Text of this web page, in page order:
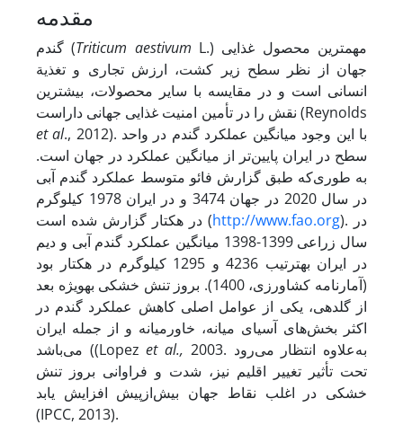
مقدمه
گندم (Triticum aestivum L.) مهمترین محصول غذایی
جهان از نظر سطح زیر کشت، ارزش تجاری و تغذیة
انسانی است و در مقایسه با سایر محصولات، بیشترین
نقش را در تأمین امنیت غذایی جهانی داراست (Reynolds
et al., 2012). با این وجود میانگین عملکرد گندم در واحد
سطح در ایران پایین‌تر از میانگین عملکرد در جهان است.
به طوری‌که طبق گزارش فائو متوسط عملکرد گندم آبی
در سال 2020 در جهان 3474 و در ایران 1978 کیلوگرم
در هکتار گزارش شده است (http://www.fao.org). در
سال زراعی 1399-1398 میانگین عملکرد گندم آبی و دیم
در ایران به
ترتیب 4236 و 1295 کیلوگرم در هکتار بود
(آمارنامه کشاورزی، 1400). بروز تنش خشکی به
ویژه بعد
از گلدهی، یکی از عوامل اصلی کاهش عملکرد گندم در
اکثر بخش‌های آسیای میانه، خاورمیانه و از جمله ایران
می‌باشد ((Lopezet al., 2003. به‌علاوه انتظار می‌رود
تحت تأثیر تغییر اقلیم نیز، شدت و فراوانی بروز تنش
خشکی در اغلب نقاط جهان بیش‌ازپیش افزایش یابد
(IPCC, 2013).